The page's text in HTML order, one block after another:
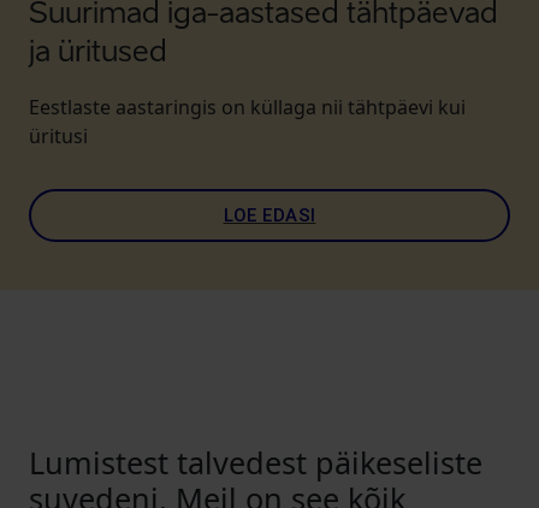
Suurimad iga-aastased tähtpäevad
ja üritused
Eestlaste aastaringis on küllaga nii tähtpäevi kui
üritusi
LOE EDASI
Lumistest talvedest päikeseliste
suvedeni. Meil on see kõik